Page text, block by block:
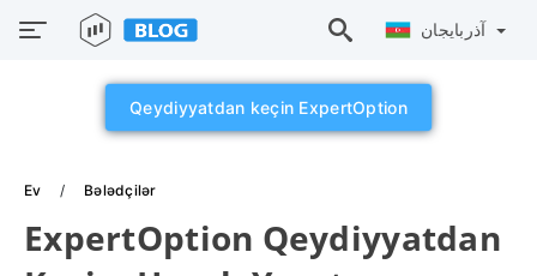
Qeydiyyatdan keçin ExpertOption
Ev Bələdçilər
ExpertOption Qeydiyyatdan